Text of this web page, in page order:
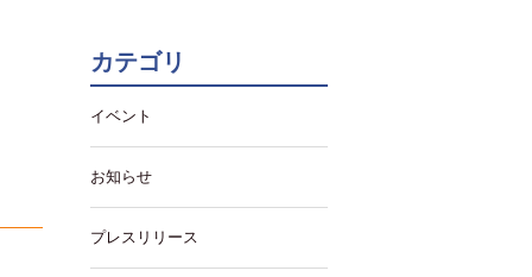
カテゴリ
イベント
お知らせ
プレスリリース